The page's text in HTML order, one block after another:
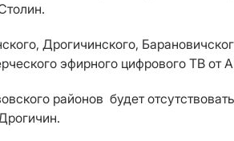
.
Дрогичинского,
эфирного цифрового ТВ от
районов будет отсутствовать
.